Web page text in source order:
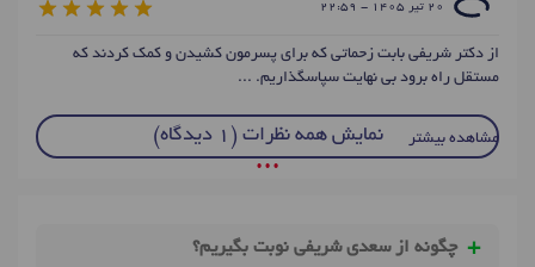
20 تير 1405 - 22:59
از دکتر شریفی بابت زحماتی که برای پسرمون کشیدن و کمک کردند که
مستقل راه برود بی نهایت سپاسگذاریم. ...
مشاهده بیشتر نمایش همه نظرات (1 دیدگاه)
• • •
چگونه از سعدی شریفی نوبت بگیریم؟